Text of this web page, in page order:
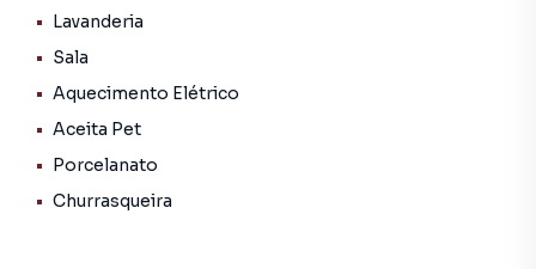
A localização é um dos grandes diferenciais: em apenas 3 a
acesso a mercados, escolas, farmácias e demais serviços
essenciais.
imóvel com grande potencial de valorização!
Lavanderia
Sala
Aquecimento Elétrico
Aceita Pet
Porcelanato
Churrasqueira